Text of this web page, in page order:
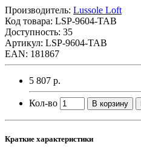
Производитель: Lussole Loft
Код товара: LSP-9604-TAB
Доступность: 35
Артикул: LSP-9604-TAB
EAN: 181867
5 807 р.
Кол-во В корзину
Краткие характеристики